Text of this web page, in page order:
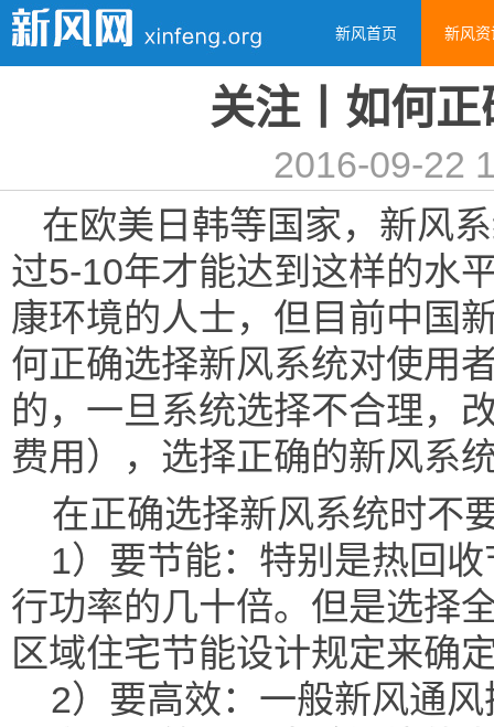
新风首页 新风资
关注丨如何
2016-09-22
在欧美日韩等国家，新风
过5-10年才能达到这样的水
康环境的人士，但目前中国
何正确选择新风系统对使用
的，一旦系统选择不合理，
费用），选择正确的新风系
在正确选择新风系统时不
1）要节能：特别是热回收
行功率的几十倍。但是选择
区域住宅节能设计规定来确
2）要高效：一般新风通风